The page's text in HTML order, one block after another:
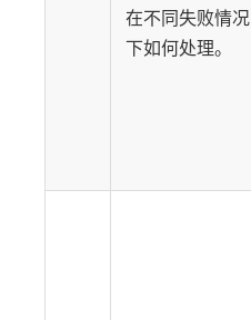
在不同失败情况
下如何处理。